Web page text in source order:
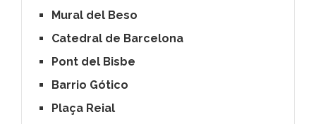
Mural del Beso
Catedral de Barcelona
Pont del Bisbe
Barrio Gótico
Plaça Reial